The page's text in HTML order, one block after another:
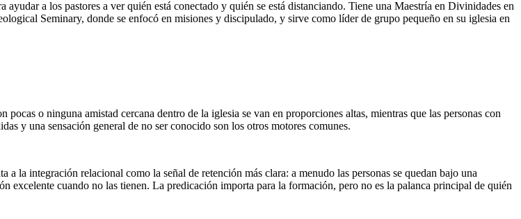
a los pastores a ver quién está conectado y quién se está distanciando. Tiene una Maestría en Divinidades en
Seminary, donde se enfocó en misiones y discipulado, y sirve como líder de grupo pequeño en su iglesia en
o ninguna amistad cercana dentro de la iglesia se van en proporciones altas, mientras que las personas con
y una sensación general de no ser conocido son los otros motores comunes.
la integración relacional como la señal de retención más clara: a menudo las personas se quedan bajo una
excelente cuando no las tienen. La predicación importa para la formación, pero no es la palanca principal de quién